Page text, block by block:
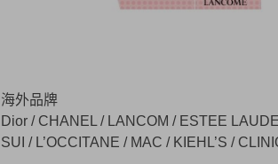
海外品牌
Dior / CHANEL / LANCOM / ESTEE
SUI / L’OCCITANE / MAC / KIEHL’S /